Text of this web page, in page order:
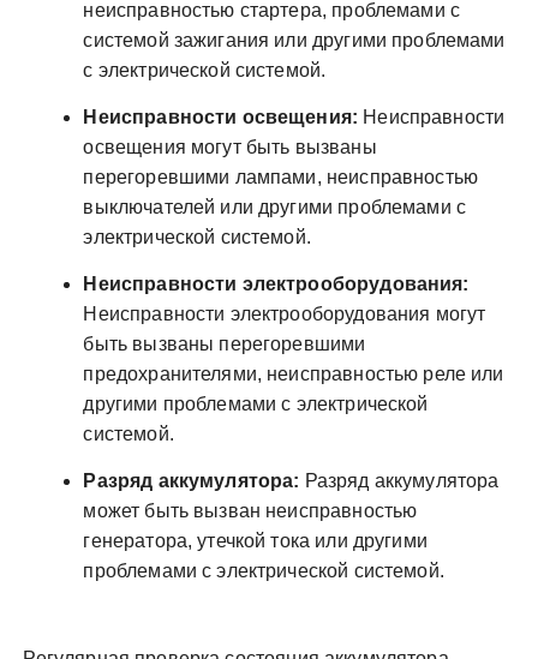
неисправностью стартера, проблемами с
системой зажигания или другими проблемами
с электрической системой.
Неисправности освещения: Неисправности
освещения могут быть вызваны
перегоревшими лампами, неисправностью
выключателей или другими проблемами с
электрической системой.
Неисправности электрооборудования:
Неисправности электрооборудования могут
быть вызваны перегоревшими
предохранителями, неисправностью реле или
другими проблемами с электрической
системой.
Разряд аккумулятора: Разряд аккумулятора
может быть вызван неисправностью
генератора, утечкой тока или другими
проблемами с электрической системой.